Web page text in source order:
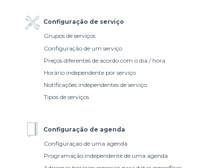
Configuração de serviço
Grupos de serviços
Configuração de um serviço
Preços diferentes de acordo com o dia / hora
Horário independente por serviço
Notificações independentes de serviço
Tipos de serviços
Configuração de agenda
Configuraçao de uma agenda
Programação independente de uma agenda